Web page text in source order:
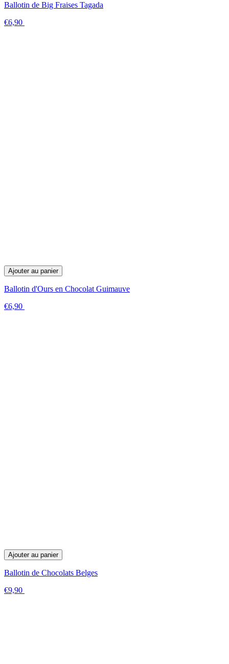
Ballotin de Big Fraises Tagada
€6,90
Ajouter au panier
Ballotin d'Ours en Chocolat Guimauve
€6,90
Ajouter au panier
Ballotin de Chocolats Belges
€9,90